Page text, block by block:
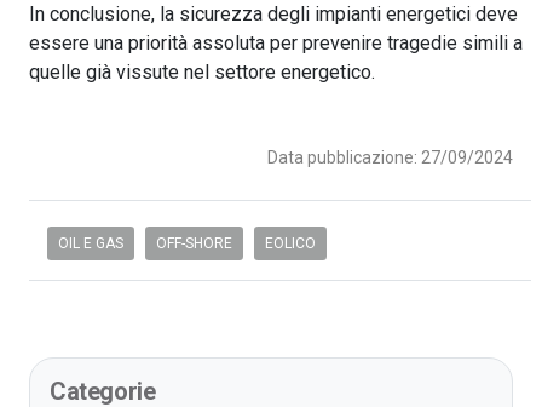
In conclusione, la sicurezza degli impianti energetici deve
essere una priorità assoluta per prevenire tragedie simili a
quelle già vissute nel settore energetico.
Data pubblicazione: 27/09/2024
Categorie